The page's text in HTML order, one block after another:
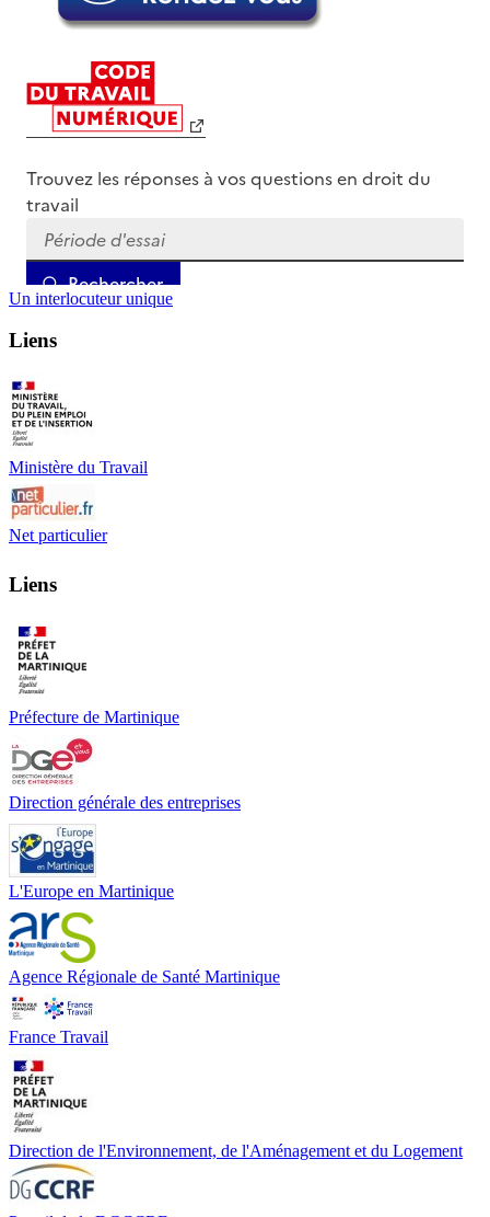
Un interlocuteur unique
Liens
Ministère du Travail
Net particulier
Liens
Préfecture de Martinique
Direction générale des entreprises
L'Europe en Martinique
Agence Régionale de Santé Martinique
France Travail
Direction de l'Environnement, de l'Aménagement et du Logement